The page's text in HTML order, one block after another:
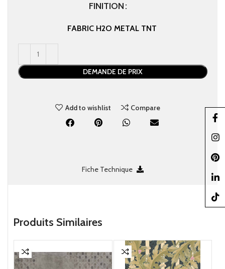
FINITION
FABRIC H2O METAL TNT
DEMANDE DE PRIX
Add to wishlist Compare
Fiche Technique
Produits Similaires